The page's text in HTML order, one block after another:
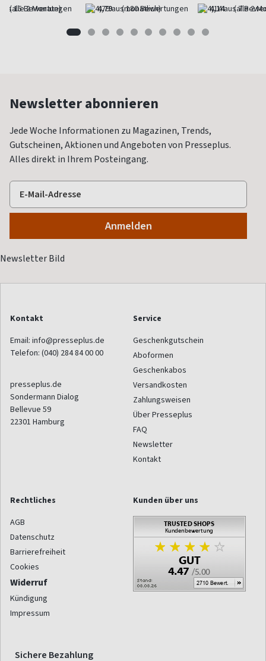
(alle 2 Monate) 4,79 (monatlich) 4,14 (alle 2
Newsletter abonnieren
Jede Woche Informationen zu Magazinen, Trends,
Gutscheinen, Aktionen und Angeboten von Presseplus.
Alles direkt in Ihrem Posteingang.
Kontakt
Email: info@presseplus.de
Telefon: (040) 284 84 00 00
presseplus.de
Sondermann Dialog
Bellevue 59
22301 Hamburg
Service
Geschenkgutschein
Aboformen
Geschenkabos
Versandkosten
Zahlungsweisen
Über Presseplus
FAQ
Newsletter
Kontakt
Rechtliches
AGB
Datenschutz
Barrierefreiheit
Cookies
Widerruf
Kündigung
Impressum
Kunden über uns
Sichere Bezahlung